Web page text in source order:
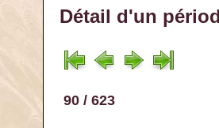
Détail d'un
90 / 623